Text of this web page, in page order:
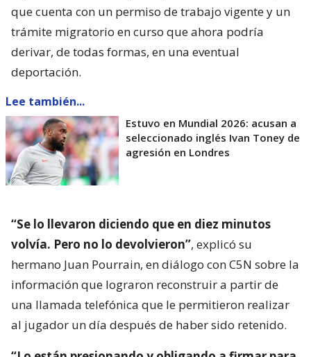
que cuenta con un permiso de trabajo vigente y un
trámite migratorio en curso que ahora podría
derivar, de todas formas, en una eventual
deportación.
Lee también...
Estuvo en Mundial 2026: acusan a
seleccionado inglés Ivan Toney de
agresión en Londres
“Se lo llevaron diciendo que en diez minutos
volvía. Pero no lo devolvieron”, explicó su
hermano Juan Pourrain, en diálogo con C5N sobre la
información que lograron reconstruir a partir de
una llamada telefónica que le permitieron realizar
al jugador un día después de haber sido retenido.